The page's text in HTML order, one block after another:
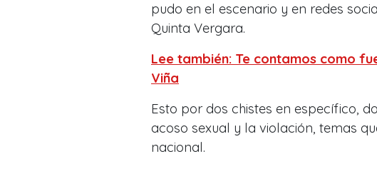
pudo en el escenario y en redes
Quinta Vergara.
Lee también: Te contamos como
Viña
Esto por dos chistes en específico,
acoso sexual y la violación, temas
nacional.